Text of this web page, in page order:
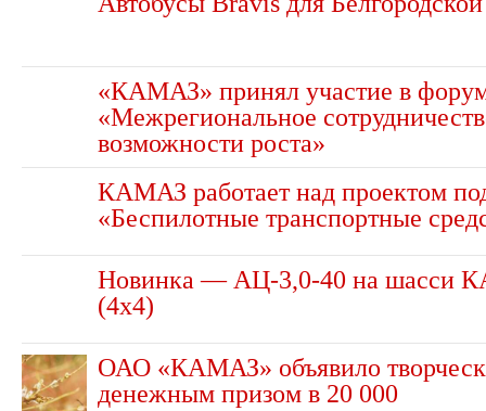
«КАМАЗ» принял участие в
«Межрегиональное
возможности роста»
КАМАЗ работает над проектом
«Беспилотные транспортные
Новинка — АЦ-3,0-40 на шасси
(4х4)
ОАО «КАМАЗ» объявило
денежным призом в 20 000